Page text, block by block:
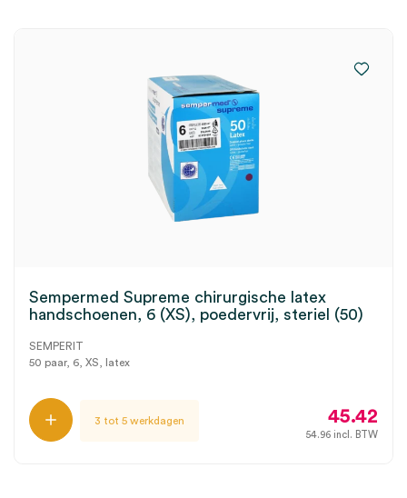
Sempermed Supreme chirurgische latex
handschoenen, 6 (XS), poedervrij, steriel (50)
SEMPERIT
50 paar, 6, XS, latex
3 tot 5 werkdagen 45.42
54.96 incl. BTW